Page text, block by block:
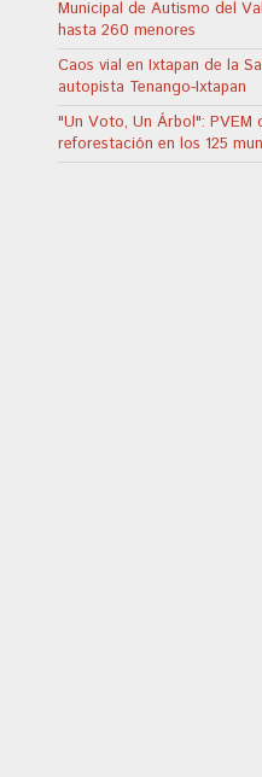
Municipal de Autismo del
hasta 260 menores
Caos vial en Ixtapan de la
autopista Tenango-Ixtapan
"Un Voto, Un Árbol": PVEM
reforestación en los 125